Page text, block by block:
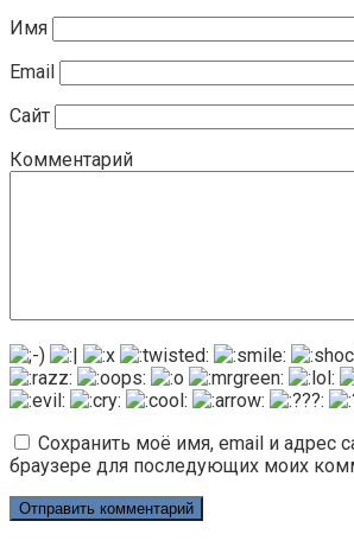
Имя
Email
Сайт
Комментарий
Сохранить моё имя, email и адрес
браузере для последующих моих